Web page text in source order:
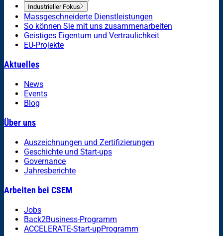
Industrieller Fokus
Massgeschneiderte Dienstleistungen
So können Sie mit uns zusammenarbeiten
Geistiges Eigentum und Vertraulichkeit
EU-Projekte
Aktuelles
News
Events
Blog
Über uns
Auszeichnungen und Zertifizierungen
Geschichte und Start-ups
Governance
Jahresberichte
Arbeiten bei CSEM
Jobs
Back2Business-Programm
ACCELERATE-Start-upProgramm